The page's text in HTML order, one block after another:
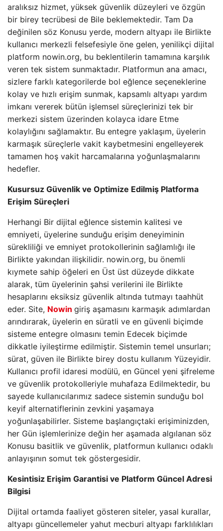
aralıksız hizmet, yüksek güvenlik düzeyleri ve özgün
bir birey tecrübesi de Bile beklemektedir. Tam Da
değinilen söz Konusu yerde, modern altyapı ile Birlikte
kullanıcı merkezli felsefesiyle öne gelen, yenilikçi dijital
platform nowin.org, bu beklentilerin tamamına karşılık
veren tek sistem sunmaktadır. Platformun ana amacı,
sizlere farklı kategorilerde bol eğlence seçeneklerine
kolay ve hızlı erişim sunmak, kapsamlı altyapı yardım
imkanı vererek bütün işlemsel süreçlerinizi tek bir
merkezi sistem üzerinden kolayca idare Etme
kolaylığını sağlamaktır. Bu entegre yaklaşım, üyelerin
karmaşık süreçlerle vakit kaybetmesini engelleyerek
tamamen hoş vakit harcamalarına yoğunlaşmalarını
hedefler.
Kusursuz Güvenlik ve Optimize Edilmiş Platforma
Erişim Süreçleri
Herhangi Bir dijital eğlence sistemin kalitesi ve
emniyeti, üyelerine sunduğu erişim deneyiminin
sürekliliği ve emniyet protokollerinin sağlamlığı ile
Birlikte yakından ilişkilidir. nowin.org, bu önemli
kıymete sahip öğeleri en Üst üst düzeyde dikkate
alarak, tüm üyelerinin şahsi verilerini ile Birlikte
hesaplarını eksiksiz güvenlik altında tutmayı taahhüt
eder. Site, Nowin giriş aşamasını karmaşık adımlardan
arındırarak, üyelerin en süratli ve en güvenli biçimde
sisteme entegre olmasını temin Edecek biçimde
dikkatle iyileştirme edilmiştir. Sistemin temel unsurları;
sürat, güven ile Birlikte birey dostu kullanım Yüzeyidir.
Kullanıcı profil idaresi modülü, en Güncel yeni şifreleme
ve güvenlik protokolleriyle muhafaza Edilmektedir, bu
sayede kullanıcılarımız sadece sistemin sunduğu bol
keyif alternatiflerinin zevkini yaşamaya
yoğunlaşabilirler. Sisteme başlangıçtaki erişiminizden,
her Gün işlemlerinize değin her aşamada algılanan söz
Konusu basitlik ve güvenlik, platformun kullanıcı odaklı
anlayışının somut tek göstergesidir.
Kesintisiz Erişim Garantisi ve Platform Güncel Adresi
Bilgisi
Dijital ortamda faaliyet gösteren siteler, yasal kurallar,
altyapı güncellemeler yahut mecburi altyapı farklılıkları